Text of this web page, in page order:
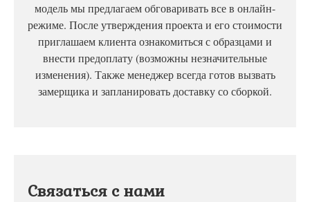
модель мы предлагаем обговаривать все в онлайн-
режиме. После утверждения проекта и его стоимости
приглашаем клиента ознакомиться с образцами и
внести предоплату (возможны незначительные
изменения). Также менеджер всегда готов вызвать
замерщика и запланировать доставку со сборкой.
Связаться с нами